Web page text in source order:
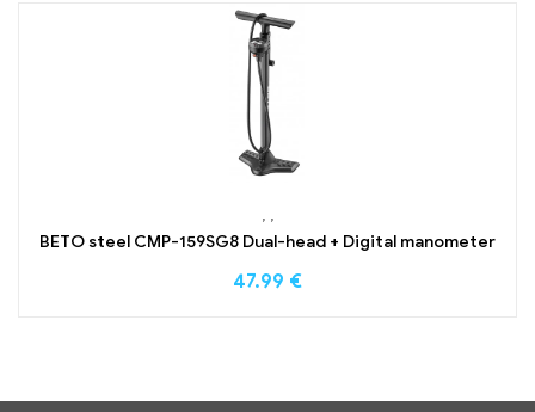
, ,
BETO steel CMP-159SG8 Dual-head + Digital manometer
47.99 €